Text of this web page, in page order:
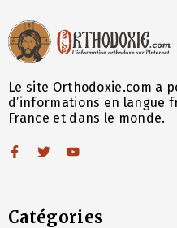
Le site Orthodoxie.com a
d’informations en langue
France et dans le monde.
Catégories